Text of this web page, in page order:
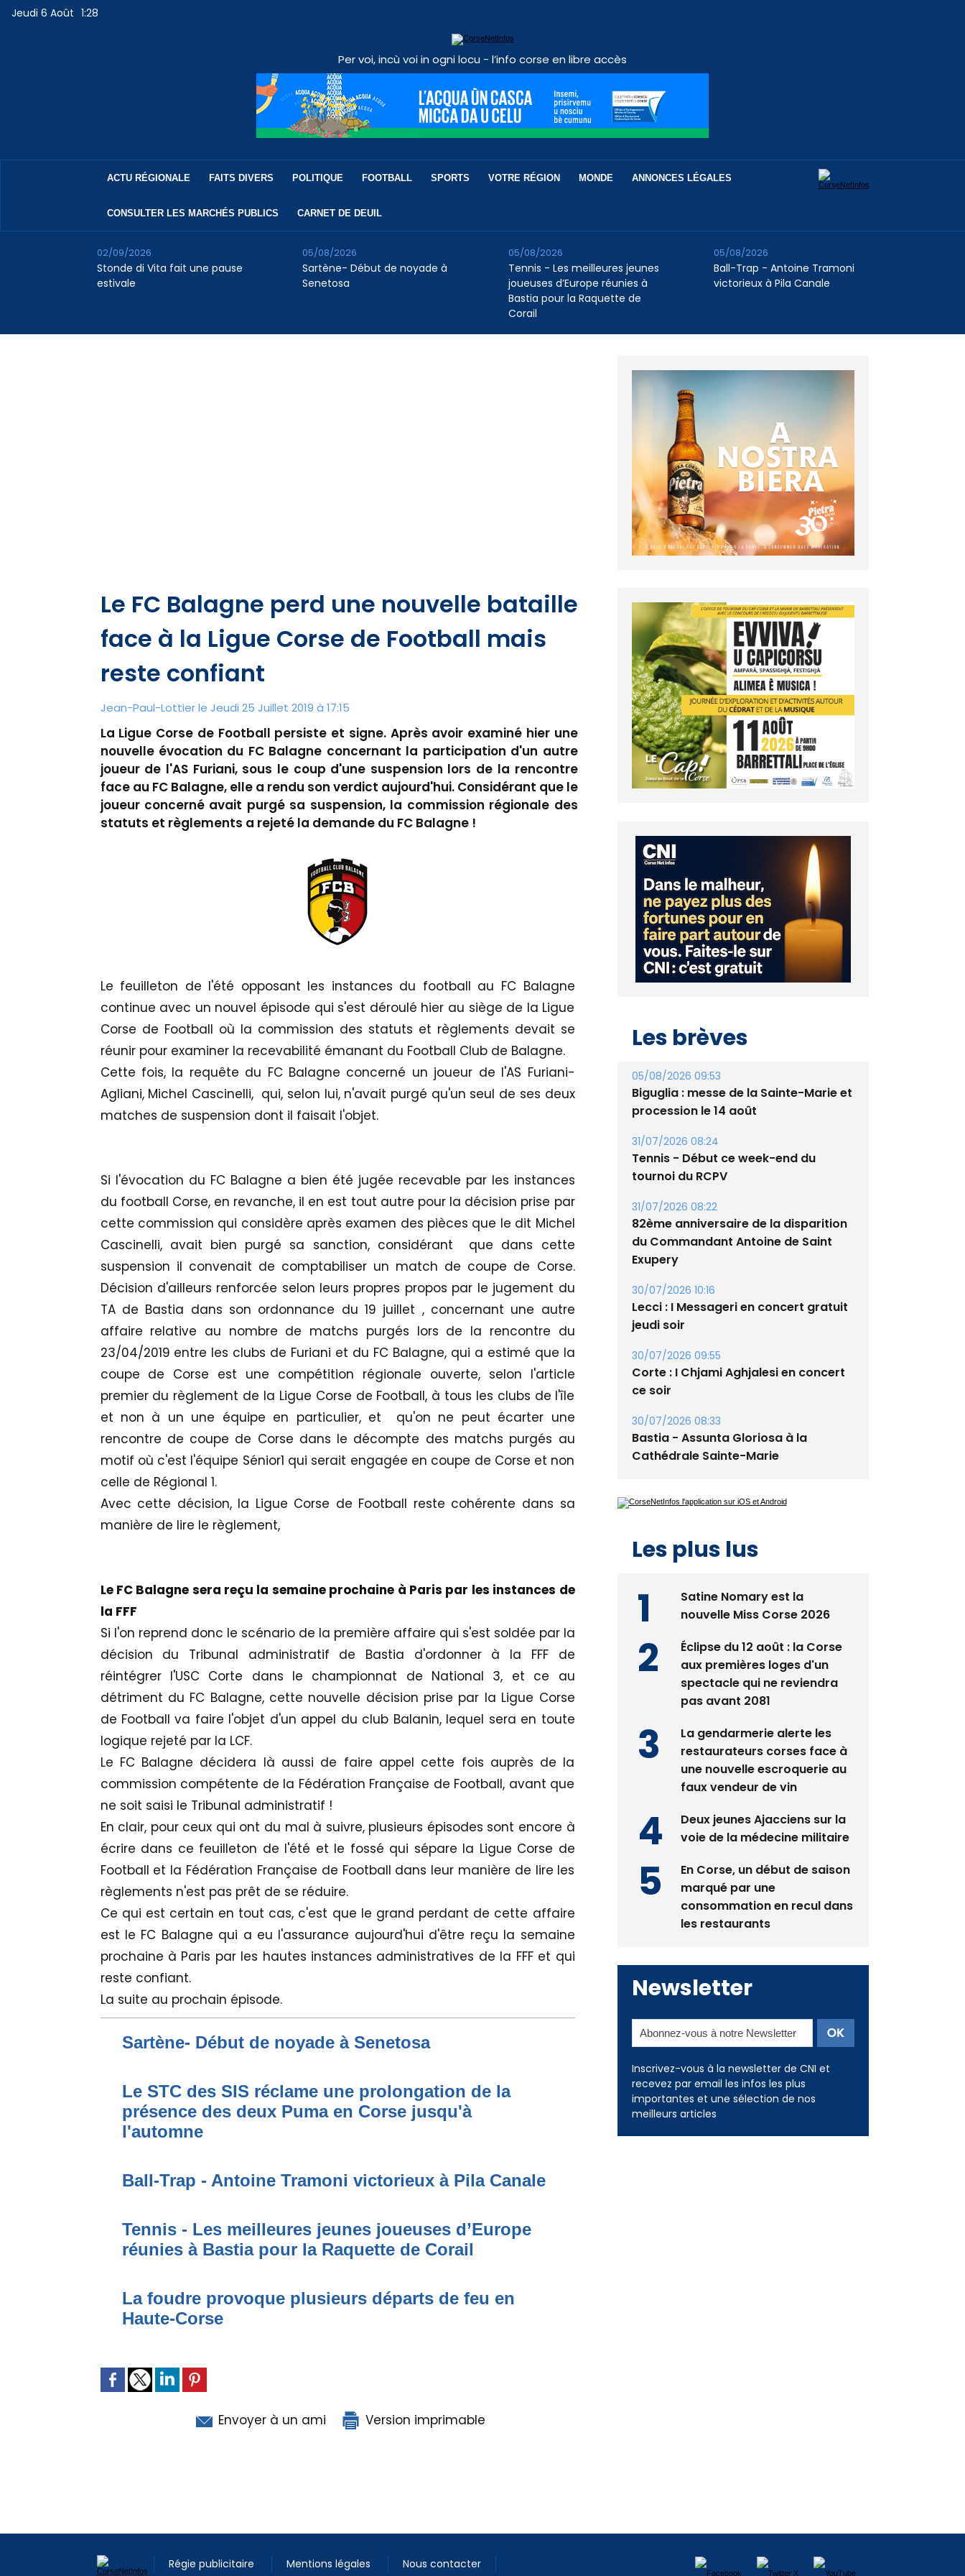
Jeudi 6 Août 1:28
Per voi, incù voi in ogni locu - l’info corse en libre accès
ACTU RÉGIONALE FAITS DIVERS POLITIQUE FOOTBALL SPORTS VOTRE RÉGION MONDE ANNONCES LÉGALES
CONSULTER LES MARCHÉS PUBLICS CARNET DE DEUIL
Stonde di Vita fait une pause
estivale
02/09/2026
Sartène- Début de noyade à
Senetosa
05/08/2026
Tennis - Les meilleures jeunes
joueuses d’Europe réunies à
Bastia pour la Raquette de
Corail
05/08/2026
Ball-Trap - Antoine Tramoni
victorieux à Pila Canale
05/08/2026
Le FC Balagne perd une nouvelle bataille
face à la Ligue Corse de Football mais
reste confiant
Jean-Paul-Lottier le Jeudi 25 Juillet 2019 à 17:15
La Ligue Corse de Football persiste et signe. Après avoir examiné hier une
nouvelle évocation du FC Balagne concernant la participation d'un autre
joueur de l'AS Furiani, sous le coup d'une suspension lors de la rencontre
face au FC Balagne, elle a rendu son verdict aujourd'hui. Considérant que le
joueur concerné avait purgé sa suspension, la commission régionale des
statuts et règlements a rejeté la demande du FC Balagne !
Le feuilleton de l'été opposant les instances du football au FC Balagne
continue avec un nouvel épisode qui s'est déroulé hier au siège de la Ligue
Corse de Football où la commission des statuts et règlements devait se
réunir pour examiner la recevabilité émanant du Football Club de Balagne.
Cette fois, la requête du FC Balagne concerné un joueur de l'AS Furiani-
Agliani, Michel Cascinelli, qui, selon lui, n'avait purgé qu'un seul de ses deux
matches de suspension dont il faisait l'objet.
Si l'évocation du FC Balagne a bien été jugée recevable par les instances
du football Corse, en revanche, il en est tout autre pour la décision prise par
cette commission qui considère après examen des pièces que le dit Michel
Cascinelli, avait bien purgé sa sanction, considérant que dans cette
suspension il convenait de comptabiliser un match de coupe de Corse.
Décision d'ailleurs renforcée selon leurs propres propos par le jugement du
TA de Bastia dans son ordonnance du 19 juillet , concernant une autre
affaire relative au nombre de matchs purgés lors de la rencontre du
23/04/2019 entre les clubs de Furiani et du FC Balagne, qui a estimé que la
coupe de Corse est une compétition régionale ouverte, selon l'article
premier du règlement de la Ligue Corse de Football, à tous les clubs de l'île
et non à un une équipe en particulier, et qu'on ne peut écarter une
rencontre de coupe de Corse dans le décompte des matchs purgés au
motif où c'est l'équipe Sénior1 qui serait engagée en coupe de Corse et non
celle de Régional 1.
Avec cette décision, la Ligue Corse de Football reste cohérente dans sa
manière de lire le règlement,
Le FC Balagne sera reçu la semaine prochaine à Paris par les instances de
la FFF
Si l'on reprend donc le scénario de la première affaire qui s'est soldée par la
décision du Tribunal administratif de Bastia d'ordonner à la FFF de
réintégrer l'USC Corte dans le championnat de National 3, et ce au
détriment du FC Balagne, cette nouvelle décision prise par la Ligue Corse
de Football va faire l'objet d'un appel du club Balanin, lequel sera en toute
logique rejeté par la LCF.
Le FC Balagne décidera là aussi de faire appel cette fois auprès de la
commission compétente de la Fédération Française de Football, avant que
ne soit saisi le Tribunal administratif !
En clair, pour ceux qui ont du mal à suivre, plusieurs épisodes sont encore à
écrire dans ce feuilleton de l'été et le fossé qui sépare la Ligue Corse de
Football et la Fédération Française de Football dans leur manière de lire les
règlements n'est pas prêt de se réduire.
Ce qui est certain en tout cas, c'est que le grand perdant de cette affaire
est le FC Balagne qui a eu l'assurance aujourd'hui d'être reçu la semaine
prochaine à Paris par les hautes instances administratives de la FFF et qui
reste confiant.
La suite au prochain épisode.
Sartène- Début de noyade à Senetosa
Le STC des SIS réclame une prolongation de la
présence des deux Puma en Corse jusqu'à
l'automne
Ball-Trap - Antoine Tramoni victorieux à Pila Canale
Tennis - Les meilleures jeunes joueuses d’Europe
réunies à Bastia pour la Raquette de Corail
La foudre provoque plusieurs départs de feu en
Haute-Corse
Envoyer à un ami Version imprimable
Les brèves
05/08/2026 09:53
Biguglia : messe de la Sainte-Marie et
procession le 14 août
31/07/2026 08:24
Tennis - Début ce week-end du
tournoi du RCPV
31/07/2026 08:22
82ème anniversaire de la disparition
du Commandant Antoine de Saint
Exupery
30/07/2026 10:16
Lecci : I Messageri en concert gratuit
jeudi soir
30/07/2026 09:55
Corte : I Chjami Aghjalesi en concert
ce soir
30/07/2026 08:33
Bastia - Assunta Gloriosa à la
Cathédrale Sainte-Marie
Les plus lus
Satine Nomary est la
nouvelle Miss Corse 2026
Éclipse du 12 août : la Corse
aux premières loges d'un
spectacle qui ne reviendra
pas avant 2081
La gendarmerie alerte les
restaurateurs corses face à
une nouvelle escroquerie au
faux vendeur de vin
Deux jeunes Ajacciens sur la
voie de la médecine militaire
En Corse, un début de saison
marqué par une
consommation en recul dans
les restaurants
Newsletter
Inscrivez-vous à la newsletter de CNI et
recevez par email les infos les plus
importantes et une sélection de nos
meilleurs articles
Régie publicitaire Mentions légales Nous contacter